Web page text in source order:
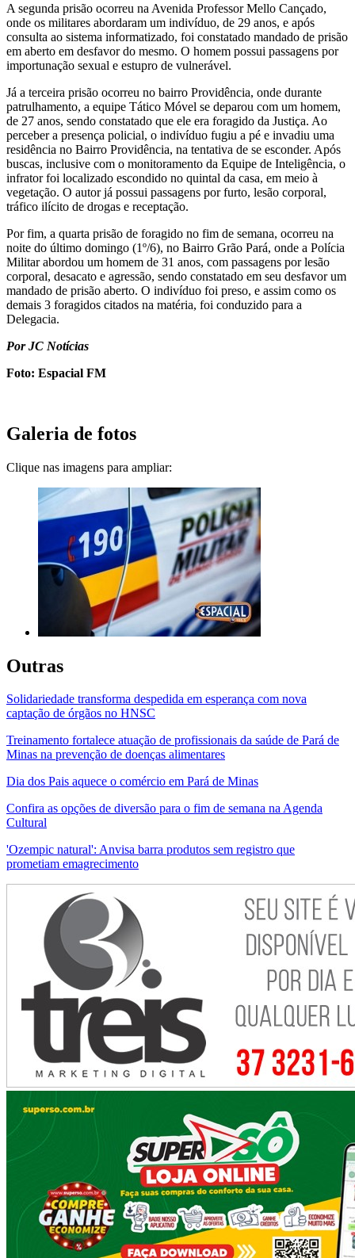
A segunda prisão ocorreu na Avenida Professor Mello Cançado,
onde os militares abordaram um indivíduo, de 29 anos, e após
consulta ao sistema informatizado, foi constatado mandado de prisão
em aberto em desfavor do mesmo. O homem possui passagens por
importunação sexual e estupro de vulnerável.
Já a terceira prisão ocorreu no bairro Providência, onde durante
patrulhamento, a equipe Tático Móvel se deparou com um homem,
de 27 anos, sendo constatado que ele era foragido da Justiça. Ao
perceber a presença policial, o indivíduo fugiu a pé e invadiu uma
residência no Bairro Providência, na tentativa de se esconder. Após
buscas, inclusive com o monitoramento da Equipe de Inteligência, o
infrator foi localizado escondido no quintal da casa, em meio à
vegetação. O autor já possui passagens por furto, lesão corporal,
tráfico ilícito de drogas e receptação.
Por fim, a quarta prisão de foragido no fim de semana, ocorreu na
noite do último domingo (1º/6), no Bairro Grão Pará, onde a Polícia
Militar abordou um homem de 31 anos, com passagens por lesão
corporal, desacato e agressão, sendo constatado em seu desfavor um
mandado de prisão aberto. O indivíduo foi preso, e assim como os
demais 3 foragidos citados na matéria, foi conduzido para a
Delegacia.
Por JC Notícias
Foto: Espacial FM
Galeria de fotos
Clique nas imagens para ampliar:
Outras
Solidariedade transforma despedida em esperança com nova
captação de órgãos no HNSC
Treinamento fortalece atuação de profissionais da saúde de Pará de
Minas na prevenção de doenças alimentares
Dia dos Pais aquece o comércio em Pará de Minas
Confira as opções de diversão para o fim de semana na Agenda
Cultural
'Ozempic natural': Anvisa barra produtos sem registro que
prometiam emagrecimento